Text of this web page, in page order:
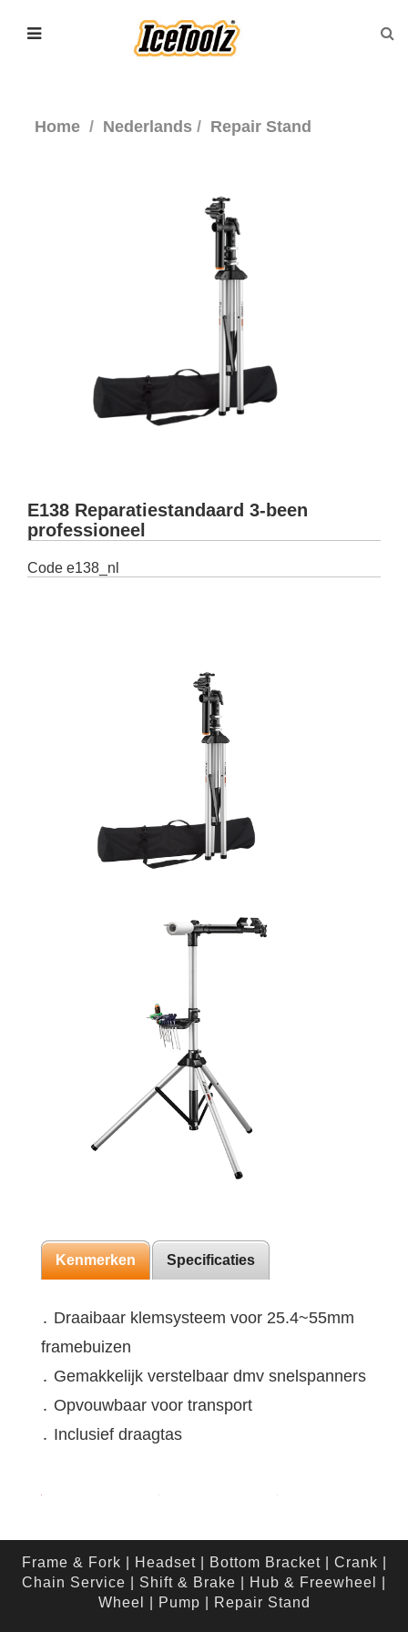
Home Nederlands Repair Stand
E138 Reparatiestandaard 3-been
professioneel
Code e138_nl
Kenmerken Specificaties
․ Draaibaar klemsysteem voor 25.4~55mm
framebuizen
․ Gemakkelijk verstelbaar dmv snelspanners
․ Opvouwbaar voor transport
․ Inclusief draagtas
Frame & Fork Headset| Bottom Bracket| Crank
Chain Service
Shift & Brake Hub & Freewheel
Wheel
Pump Repair Stand